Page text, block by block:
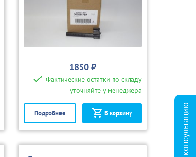
1850 ₽
Фактические остатки по складу
уточняйте у менеджера
Подробнее В корзину